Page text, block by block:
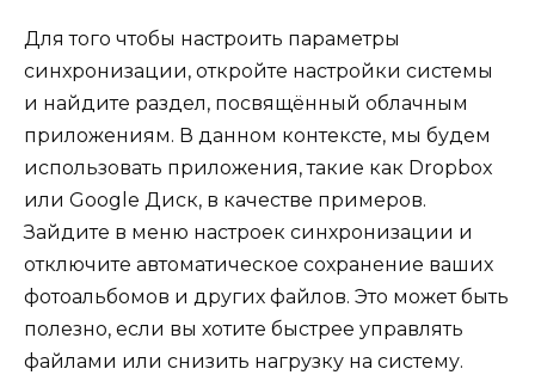
Для того чтобы настроить параметры
синхронизации, откройте настройки системы
и найдите раздел, посвящённый облачным
приложениям. В данном контексте, мы будем
использовать приложения, такие как Dropbox
или Google Диск, в качестве примеров.
Зайдите в меню настроек синхронизации и
отключите автоматическое сохранение ваших
фотоальбомов и других файлов. Это может быть
полезно, если вы хотите быстрее управлять
файлами или снизить нагрузку на систему.